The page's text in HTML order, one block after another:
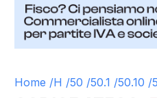
Home /H /50 /50.1 /50.10 /